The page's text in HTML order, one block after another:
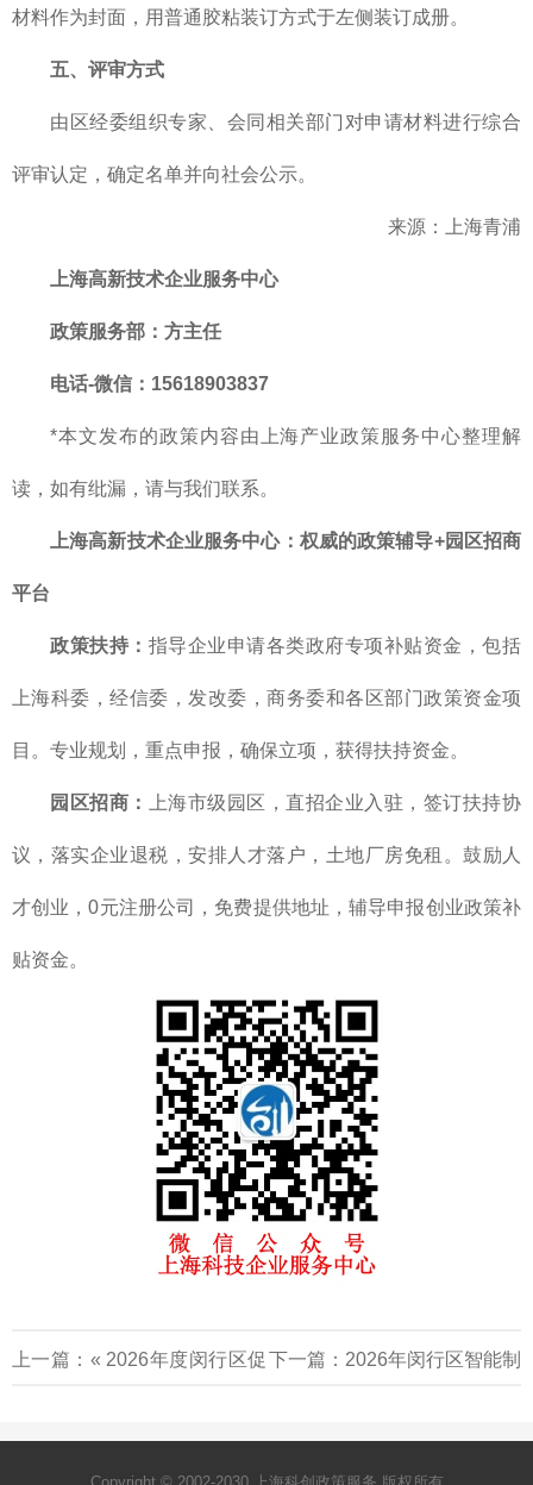
材料作为封面，用普通胶粘装订方式于左侧装订成册。
五、评审方式
由区经委组织专家、会同相关部门对申请材料进行综合
评审认定，确定名单并向社会公示。
来源：上海青浦
上海高新技术企业服务中心
政策服务部 ：方主任
电话-微信：15618903837
*本文发布的政策内容由上海产业政策服务中心整理解
读，如有纰漏，请与我们联系。
上海高新技术企业服务中心：权威的政策辅导+园区招商
平台
政策扶持： 指导企业申请各类政府专项补贴资金，包括
上海科委，经信委，发改委，商务委和各区部门政策资金项
目。专业规划，重点申报，确保立项，获得扶持资金。
园区招商： 上海市级园区，直招企业入驻，签订扶持协
议，落实企业退税，安排人才落户，土地厂房免租。鼓励人
才创业，0元注册公司，免费提供地址，辅导申报创业政策补
贴资金。
上一篇：« 2026年度闵行区促 下一篇： 2026年闵行区智能制
目申报通知